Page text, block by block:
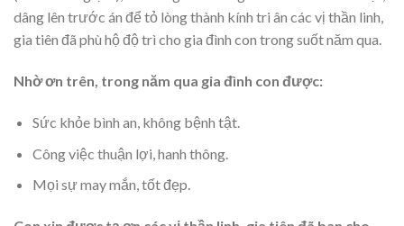
dâng lên trước án để tỏ lòng thành kính tri ân các vị thần linh,
gia tiên đã phù hộ độ trì cho gia đình con trong suốt năm qua.
Nhờ ơn trên, trong năm qua gia đình con được:
Sức khỏe bình an, không bệnh tật.
Công việc thuận lợi, hanh thông.
Mọi sự may mắn, tốt đẹp.